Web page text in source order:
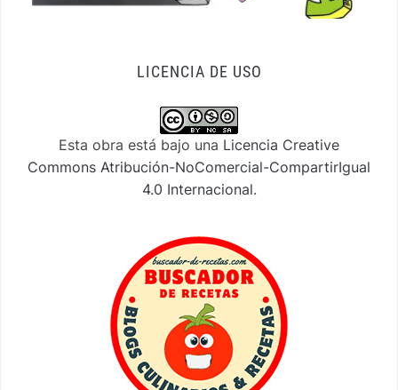
LICENCIA DE USO
Esta obra está bajo una Licencia Creative
Commons Atribución-NoComercial-CompartirIgual
4.0 Internacional.